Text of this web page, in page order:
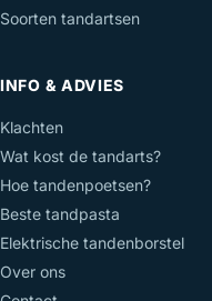
Soorten tandartsen
INFO & ADVIES
Klachten
Wat kost de tandarts?
Hoe tandenpoetsen?
Beste tandpasta
Elektrische tandenborstel
Over ons